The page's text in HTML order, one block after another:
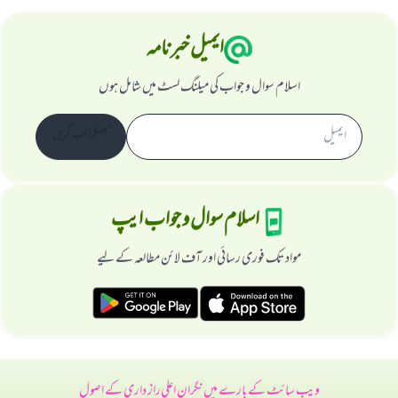
ایمیل خبرنامہ
اسلام سوال و جواب کی میلنگ لسٹ میں شامل ہوں
اسلام سوال و جواب ایپ
مواد تک فوری رسائی اور آف لائن مطالعہ کے لیے
ویب سائٹ کے بارے میںنگران اعلیراز داری کے اصول